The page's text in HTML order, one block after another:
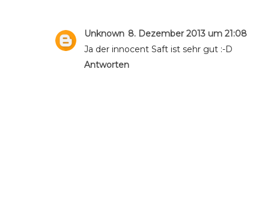
Unknown 8. Dezember 2013 um 21:08
Ja der innocent Saft ist sehr gut :-D
Antworten